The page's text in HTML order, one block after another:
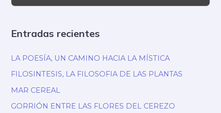
Entradas recientes
LA POESÍA, UN CAMINO HACIA LA MÍSTICA
FILOSINTESIS, LA FILOSOFIA DE LAS PLANTAS
MAR CEREAL
GORRIÓN ENTRE LAS FLORES DEL CEREZO